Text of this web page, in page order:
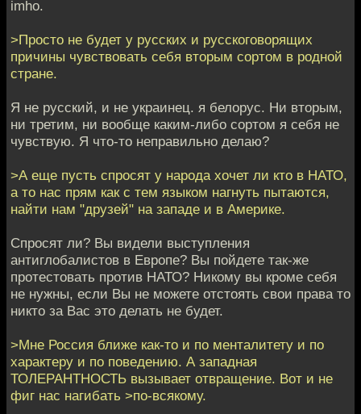
imho.
>Просто не будет у русских и русскоговорящих
причины чувствовать себя вторым сортом в родной
стране.
Я не русский, и не украинец. я белорус. Ни вторым,
ни третим, ни вообще каким-либо сортом я себя не
чувствую. Я что-то неправильно делаю?
>А еще пусть спросят у народа хочет ли кто в НАТО,
а то нас прям как с тем языком нагнуть пытаются,
найти нам "друзей" на западе и в Америке.
Спросят ли? Вы видели выступления
антиглобалистов в Европе? Вы пойдете так-же
протестовать против НАТО? Никому вы кроме себя
не нужны, если Вы не можете отстоять свои права то
никто за Вас это делать не будет.
>Мне Россия ближе как-то и по менталитету и по
характеру и по поведению. А западная
ТОЛЕРАНТНОСТЬ вызывает отвращение. Вот и не
фиг нас нагибать >по-всякому.